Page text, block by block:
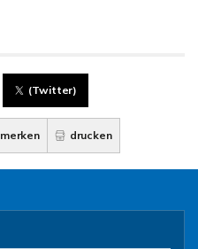
(Twitter)
merken drucken